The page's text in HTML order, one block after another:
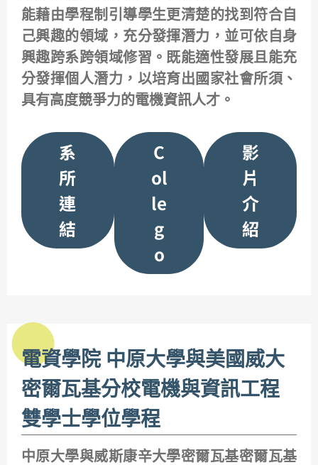
能藉由學程制引導學生更清楚的找到符合自
己興趣的領域，充分發揮潛力，並可依自身
興趣跨系跨領域修習。既能適性發展且能充
分發揮個人潛力，以培育出國家社會所須、
具有高度競爭力的電機資訊人才。
系
所
連
結
C
ol
le
g
o
影
片
介
紹
電資學院 中原大學與美國威大
密爾瓦基分校電機與資訊工程
雙學士學位學程
中原大學與威斯康辛大學密爾瓦基密爾瓦基